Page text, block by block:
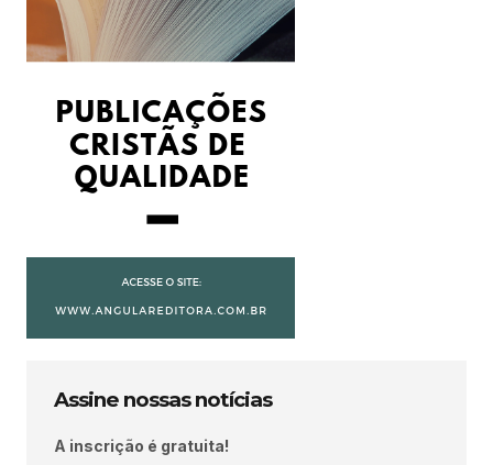
Assine nossas notícias
A inscrição é gratuita!